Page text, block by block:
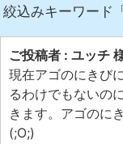
スキンケアQ&Aア
製品レビュー
スキンケア基礎講座
コスメ辞典 化粧品
ご購入履歴
絞込みキーワード「
ご投稿者 : ユッチ
現在アゴのにきび
るわけでもないの
きます。アゴのに
(;O;)